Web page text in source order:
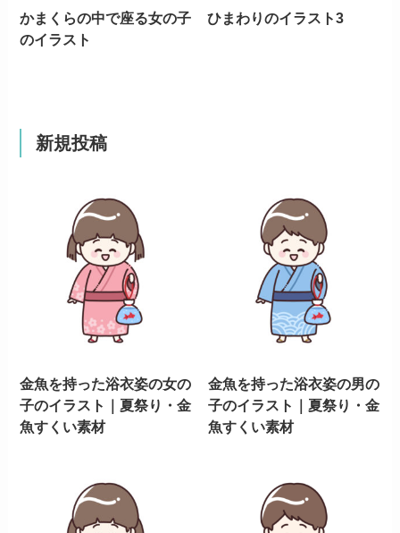
かまくらの中で座る女の子
のイラスト
ひまわりのイラスト3
新規投稿
金魚を持った浴衣姿の女の
子のイラスト｜夏祭り・金
魚すくい素材
金魚を持った浴衣姿の男の
子のイラスト｜夏祭り・金
魚すくい素材